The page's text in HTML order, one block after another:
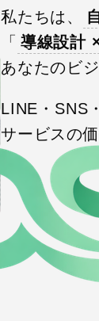
私たちは、
「 導線設計
あなたのビ
LINE・SNS
サービスの